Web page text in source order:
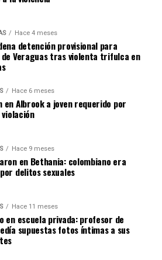
Hace 4 meses
detención provisional para
Veraguas tras violenta trifulca en
Hace 6 meses
en Albrook a joven requerido por
Hace 9 meses
en Bethania: colombiano era
delitos sexuales
Hace 11 meses
en escuela privada: profesor de
supuestas fotos íntimas a sus